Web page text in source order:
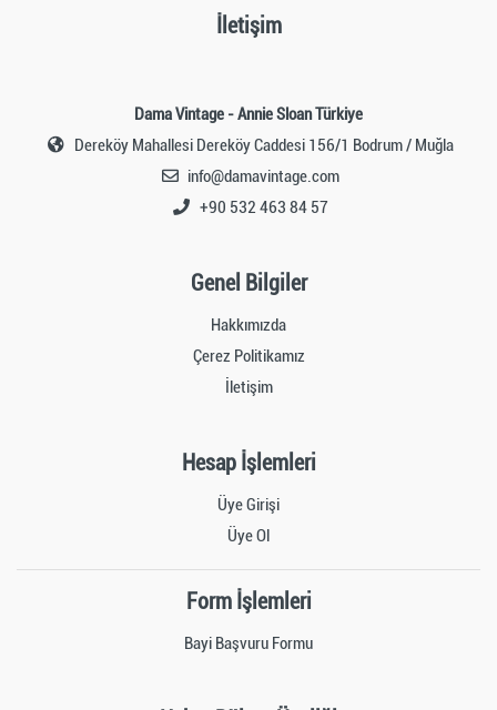
İletişim
Dama Vintage - Annie Sloan Türkiye
Dereköy Mahallesi Dereköy Caddesi 156/1 Bodrum / Muğla
info@damavintage.com
+90 532 463 84 57
Genel Bilgiler
Hakkımızda
Çerez Politikamız
İletişim
Hesap İşlemleri
Üye Girişi
Üye Ol
Form İşlemleri
Bayi Başvuru Formu